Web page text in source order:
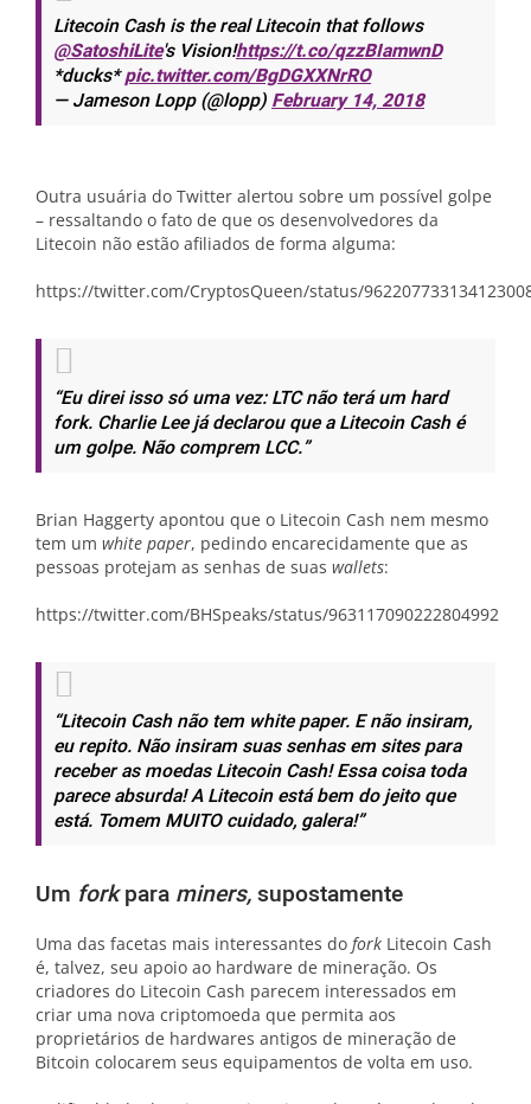
Litecoin Cash is the real Litecoin that follows
@SatoshiLite's Vision!https://t.co/qzzBIamwnD
*ducks*pic.twitter.com/BgDGXXNrRO
— Jameson Lopp (@lopp)February 14, 2018
Outra usuária do Twitter alertou sobre um possível golpe
– ressaltando o fato de que os desenvolvedores da
Litecoin não estão afiliados de forma alguma:
https://twitter.com/CryptosQueen/status/
“Eu direi isso só uma vez: LTC não terá um hard
fork. Charlie Lee já declarou que a Litecoin Cash é
um golpe. Não comprem LCC.”
Brian Haggerty apontou que o Litecoin Cash nem mesmo
tem um white paper, pedindo encarecidamente que as
pessoas protejam as senhas de suas wallets:
https://twitter.com/BHSpeaks/status/963117090222804992
“Litecoin Cash não tem white paper. E não insiram,
eu repito. Não insiram suas senhas em sites para
receber as moedas Litecoin Cash! Essa coisa toda
parece absurda! A Litecoin está bem do jeito que
está. Tomem MUITO cuidado, galera!”
Um forkpara miners,supostamente
Uma das facetas mais interessantes do fork Litecoin Cash
é, talvez, seu apoio ao hardware de mineração. Os
criadores do Litecoin Cash parecem interessados em
criar uma nova criptomoeda que permita aos
proprietários de hardwares antigos de mineração de
Bitcoin colocarem seus equipamentos de volta em uso.